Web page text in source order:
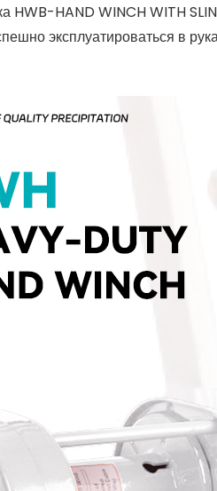
HWB-HAND WINCH WITH
эксплуатироваться в